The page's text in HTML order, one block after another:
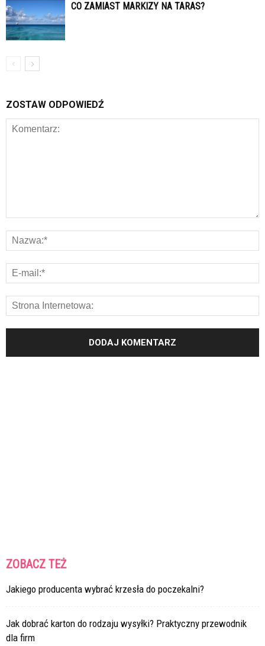
CO ZAMIAST MARKIZY NA TARAS?
ZOSTAW ODPOWIEDŹ
ZOBACZ TEŻ
Jakiego producenta wybrać krzesła do poczekalni?
Jak dobrać karton do rodzaju wysyłki? Praktyczny przewodnik
dla firm